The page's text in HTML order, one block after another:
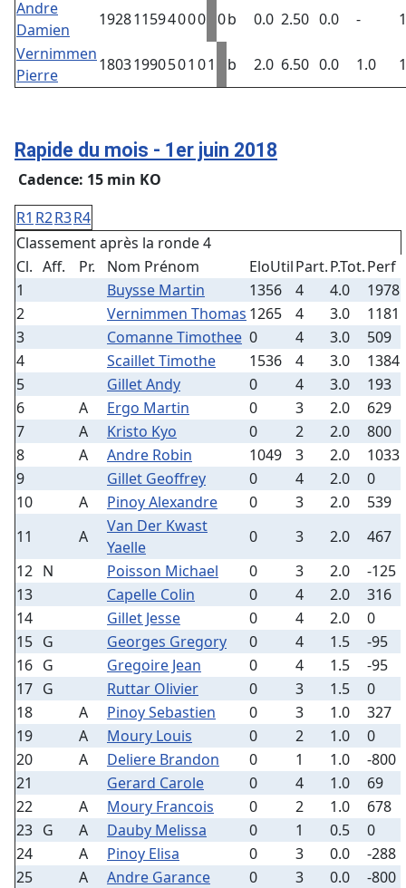
Andre
Damien
192811594000 0b 0.0 2.50 0.0 -
Vernimmen
Pierre
18031990501 01 b 2.0 6.50 0.0 1.0
Rapide du mois - 1er juin 2018
Cadence: 15 min KO
R1 R2R3R4
Classement après la ronde 4
Cl. Aff. Pr. Nom Prénom EloUtilPart.P.Tot.Perf
1
Buysse Martin 1356 4 4.0
1978
2
Vernimmen Thomas 1265 4 3.0
1181
3
Comanne Timothee 0 4 3.0
509
4
Scaillet Timothe 1536 4 3.0
1384
5
Gillet Andy 0 4 3.0
193
6
A Ergo Martin 0 3 2.0
629
7
A Kristo Kyo 0 2 2.0
800
8
A Andre Robin 1049 3 2.0
1033
9
Gillet Geoffrey 0 4 2.0
0
10
A Pinoy Alexandre 0 3 2.0
539
11
A
Van Der Kwast
Yaelle
0 3 2.0
467
12 N Poisson Michael 0 3 2.0
-125
13
Capelle Colin 0 4 2.0
316
14
Gillet Jesse 0 4 2.0
0
15 G Georges Gregory 0 4 1.5
-95
16 G Gregoire Jean 0 4 1.5
-95
17 G Ruttar Olivier 0 3 1.5
0
18
A Pinoy Sebastien 0 3 1.0
327
19
A Moury Louis 0 2 1.0
0
20
A Deliere Brandon 0 1 1.0
-800
21
Gerard Carole 0 4 1.0
69
22
A Moury Francois 0 2 1.0
678
23 G A Dauby Melissa 0 1 0.5
0
24
A Pinoy Elisa 0 3 0.0
-288
25
A Andre Garance 0 3 0.0
-800